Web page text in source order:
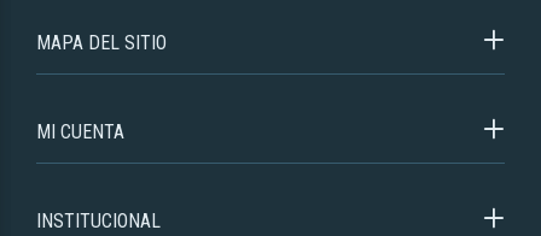
MAPA DEL SITIO
MI CUENTA
INSTITUCIONAL